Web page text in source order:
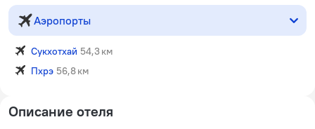
Аэропорты
Сукхотхай 54,3 км
Пхрэ 56,8 км
Описание отеля